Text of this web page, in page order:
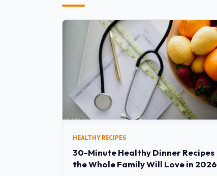
HEALTHY RECIPES
30-Minute Healthy Dinner Recipes
the Whole Family Will Love in 2026